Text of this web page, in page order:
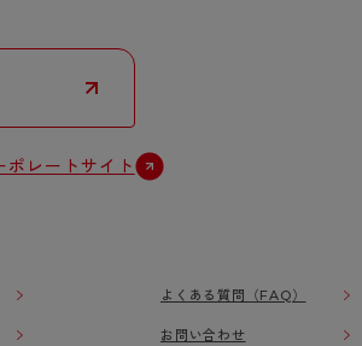
ポレートサイト
よくある質問（FAQ）
お問い合わせ